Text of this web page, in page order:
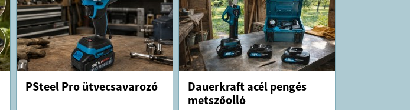
PSteel Pro ütvecsavarozó
Dauerkraft acél pengés
metszőolló